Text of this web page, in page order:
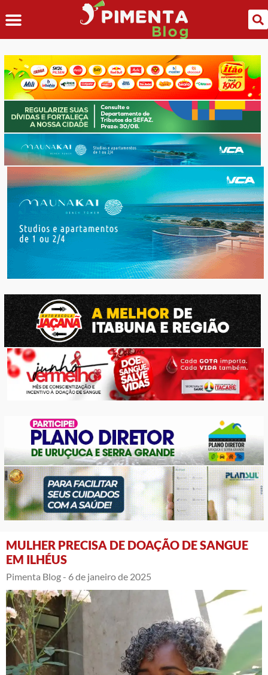
MULHER PRECISA DE DOAÇÃO DE SANGUE
EM ILHÉUS
Pimenta Blog - 6 de janeiro de 2025